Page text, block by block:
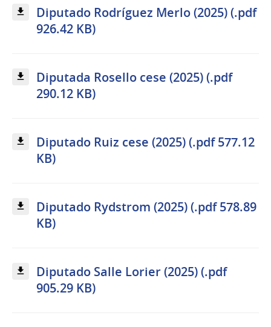
Diputado Rodríguez Merlo (2025) (.pdf
926.42 KB)
Diputada Rosello cese (2025) (.pdf
290.12 KB)
Diputado Ruiz cese (2025) (.pdf 577.12
KB)
Diputado Rydstrom (2025) (.pdf 578.89
KB)
Diputado Salle Lorier (2025) (.pdf
905.29 KB)